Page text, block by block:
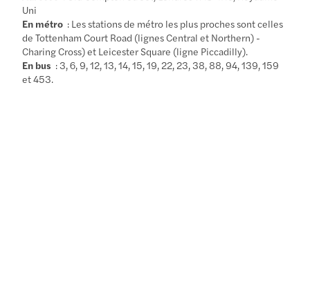
Uni
En métro : Les stations de métro les plus proches sont celles
de Tottenham Court Road (lignes Central et Northern) -
Charing Cross) et Leicester Square (ligne Piccadilly).
En bus : 3, 6, 9, 12, 13, 14, 15, 19, 22, 23, 38, 88, 94, 139, 159
et 453.